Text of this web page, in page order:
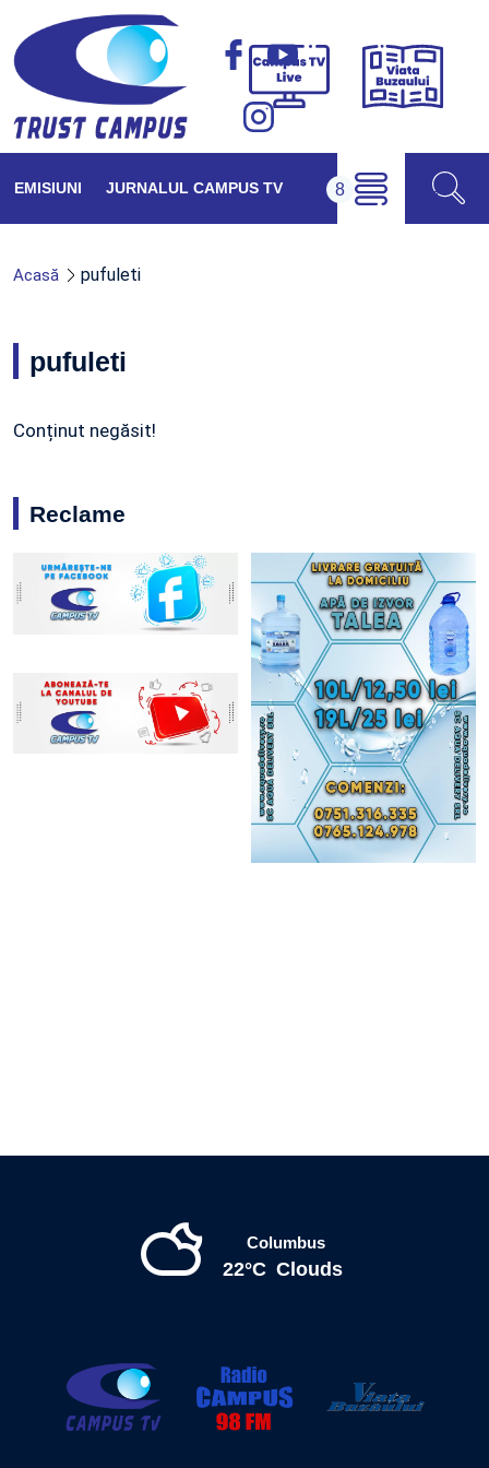
Campus
Viața
EMISIUNI JURNALUL CAMPUS TV
Acasă pufuleti
pufuleti
Conținut negăsit!
Reclame
Columbus
22°C Clouds